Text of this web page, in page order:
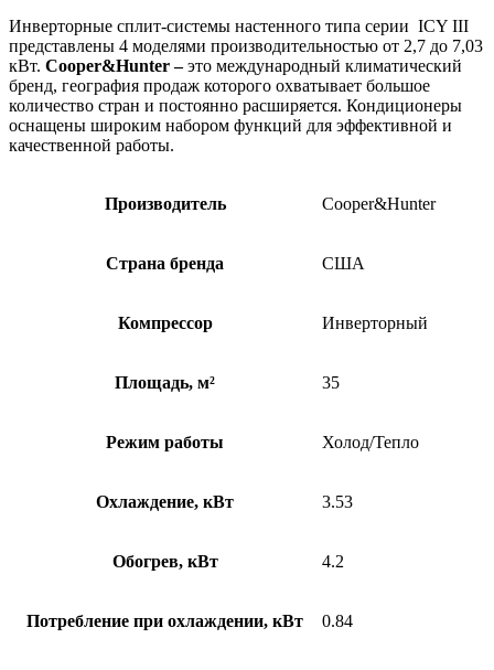
Инверторные сплит-системы настенного типа серии ICY ІІІ
представлены 4 моделями производительностью от 2,7 до 7,03
кВт. Cooper&Hunter –это международный климатический
бренд, география продаж которого охватывает большое
количество стран и постоянно расширяется. Кондиционеры
оснащены широким набором функций для эффективной и
качественной работы.
Производитель Cooper&Hunter
Страна бренда США
Компрессор Инверторный
Площадь, м² 35
Режим работы Холод/Тепло
Охлаждение, кВт 3.53
Обогрев, кВт 4.2
Потребление при охлаждении, кВт 0.84